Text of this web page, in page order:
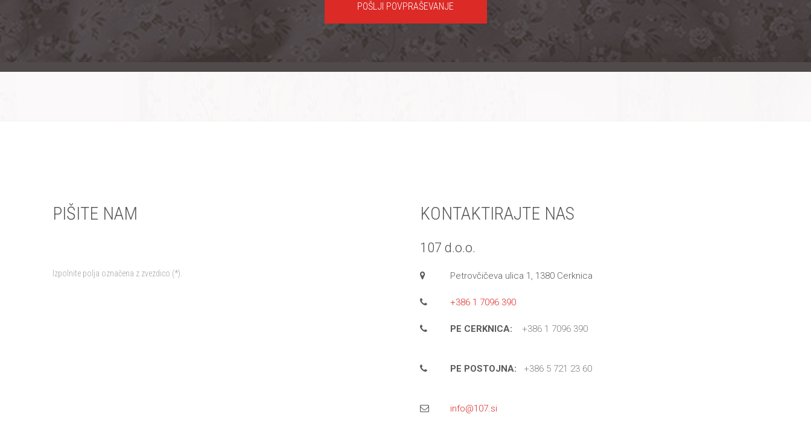
POŠLJI POVPRAŠEVANJE
PIŠITE NAM
Izpolnite polja označena z zvezdico (*).
KONTAKTIRAJTE NAS
107 d.o.o.
Petrovčičeva ulica 1, 1380 Cerknica
+386 1 7096 390
PE CERKNICA: +386 1 7096 390
PE POSTOJNA: +386 5 721 23 60
info@107.si